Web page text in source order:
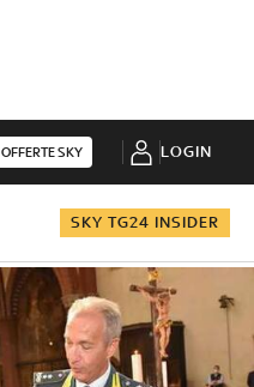
OFFERTE SKY LOGIN
SKY TG24 INSIDER